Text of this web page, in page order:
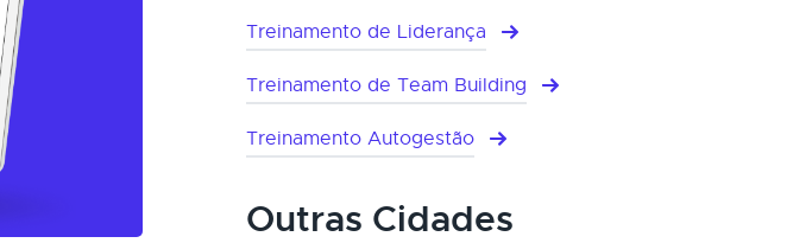
Treinamento de Liderança
Treinamento de Team Building
Treinamento Autogestão
Outras Cidades